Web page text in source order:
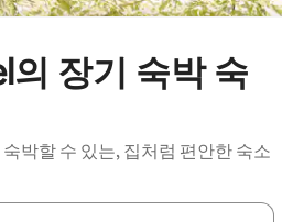
장기 숙박 숙
박할 수 있는, 집처럼 편안한 숙소